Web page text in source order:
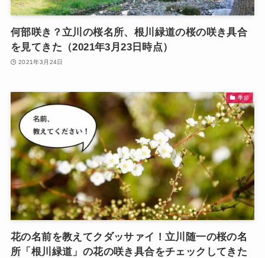
何部咲き？立川の桜名所、根川緑道の桜の咲き具合
を見てきた（2021年3月23日時点）
2021年3月24日
季節
花の名前を教えてクダッサァイ！立川随一の桜の名
所「根川緑道」の花の咲き具合をチェックしてきた